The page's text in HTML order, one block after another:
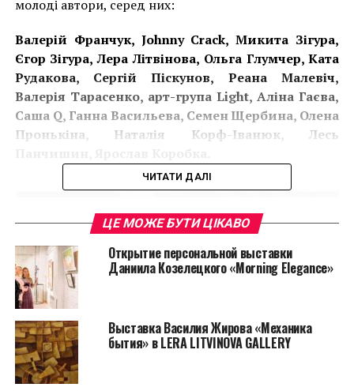
молоді автори, серед них:
Валерій Франчук, Johnny Crack, Микита Зігура,
Єгор Зігура, Лера Літвінова, Ольга Глумчер, Ката
Рудакова, Сергій Піскунов, Реана Малевіч,
Валерія Тарасенко, арт-група Light, Аліна Гаєва,
Саша Q, Ганна Васильева, Семен Щербина, Олена
Пронькіна, Наталія Корф-Іванюк, Лесь
ЧИТАТИ ДАЛІ
ЦЕ МОЖЕ БУТИ ЦІКАВО
Открытие персональной выставки
Даниила Козелецкого «Morning Elegance»
Выставка Василия Жирова «Механика
бытия» в LERA LITVINOVA GALLERY